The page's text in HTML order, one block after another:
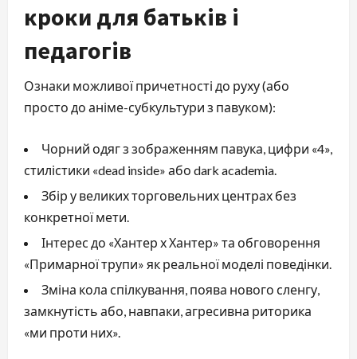
кроки для батьків і
педагогів
Ознаки можливої причетності до руху (або
просто до аніме-субкультури з павуком):
Чорний одяг з зображенням павука, цифри «4»,
стилістики «dead inside» або dark academia.
Збір у великих торговельних центрах без
конкретної мети.
Інтерес до «Хантер х Хантер» та обговорення
«Примарної трупи» як реальної моделі поведінки.
Зміна кола спілкування, поява нового сленгу,
замкнутість або, навпаки, агресивна риторика
«ми проти них».